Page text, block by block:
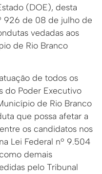
(DOE), desta
926 de 08 de julho de
vedadas aos
de Rio Branco
de todos os
do Poder Executivo
de Rio Branco
que possa afetar a
os candidatos nos
Lei Federal nº 9.504
demais
pelo Tribunal